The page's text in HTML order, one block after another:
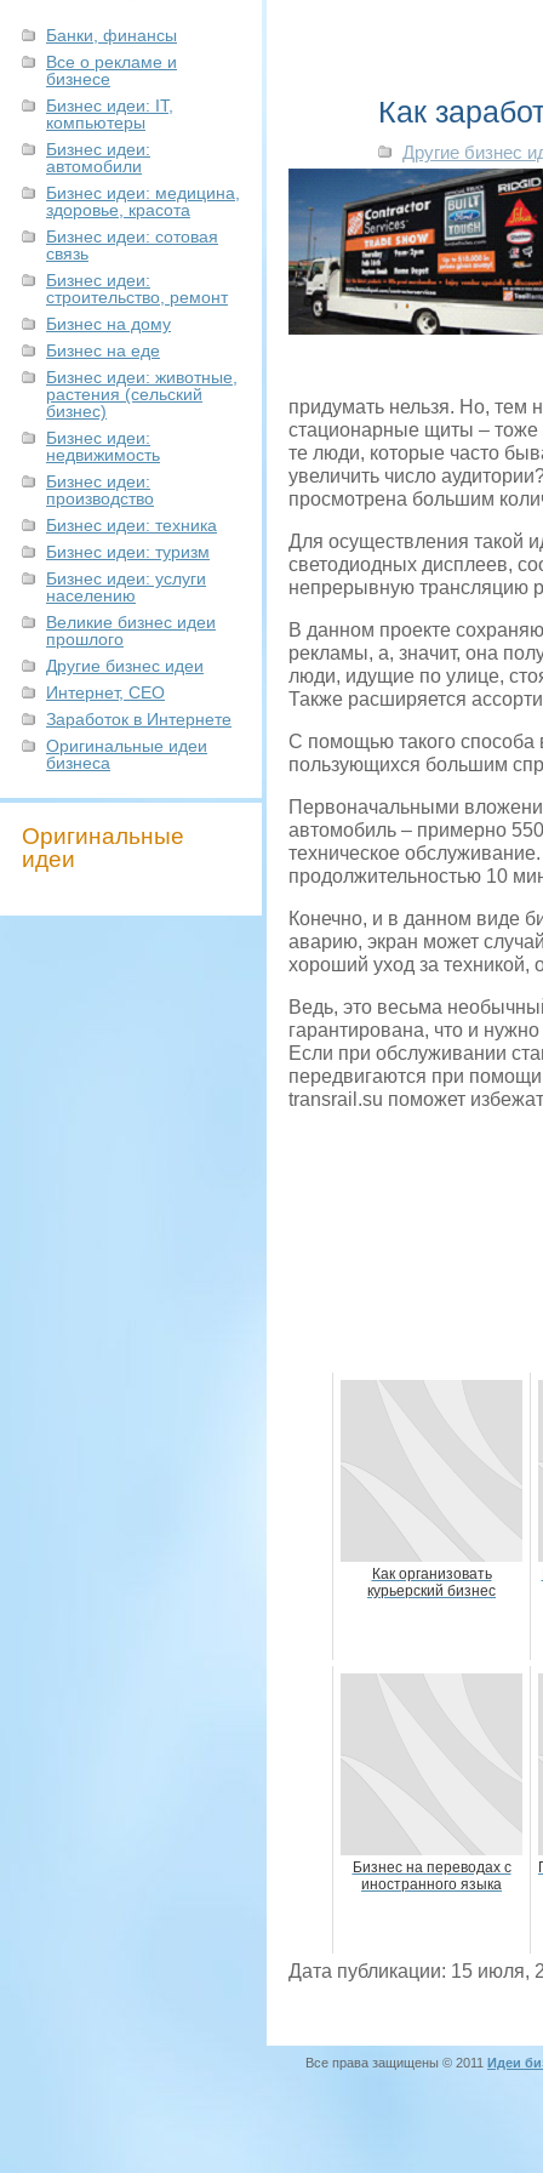
Банки, финансы
Все о рекламе и
бизнесе
Бизнес идеи: IT,
компьютеры
Бизнес идеи:
автомобили
Бизнес идеи: медицина,
здоровье, красота
Бизнес идеи: сотовая
связь
Бизнес идеи:
строительство, ремонт
Бизнес на дому
Бизнес на еде
Бизнес идеи: животные,
растения (сельский
бизнес)
Бизнес идеи:
недвижимость
Бизнес идеи:
производство
Бизнес идеи: техника
Бизнес идеи: туризм
Бизнес идеи: услуги
населению
Великие бизнес идеи
прошлого
Другие бизнес идеи
Интернет, СЕО
Заработок в Интернете
Оригинальные идеи
бизнеса
Оригинальные
идеи
Как
Другие бизнес
придумать нельзя. Но, тем
стационарные щиты – тоже
те люди, которые часто
увеличить число
просмотрена большим
Для осуществления такой
светодиодных дисплеев,
непрерывную трансляцию
В данном проекте
рекламы, а, значит, она
люди, идущие по улице,
Также расширяется
С помощью такого способа
пользующихся большим
Первоначальными
автомобиль – примерно
техническое
продолжительностью 10
Конечно, и в данном виде
аварию, экран может
хороший уход за техникой,
Ведь, это весьма
гарантирована, что и
Если при обслуживании
передвигаются при
transrail.su поможет
Как организовать
курьерский бизнес
Бизнес на переводах с
иностранного языка
Дата публикации: 15 июля,
Все права защищены © 2011 Идеи